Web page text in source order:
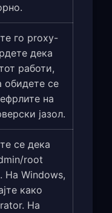
го proxy-
дека
работи,
обидете се
на
јазол.
се дека
root
На Windows,
како
На